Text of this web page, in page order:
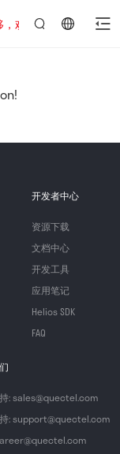
，欢迎访问新址：
开发者中心
资源下载
文档中心
开发工具
应用笔记
Helios SDK
FAQ
: sales@quectel.com
: support@quectel.com